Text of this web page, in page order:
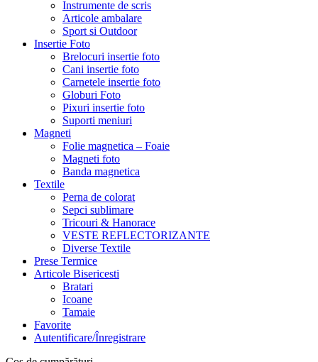
Instrumente de scris
Articole ambalare
Sport si Outdoor
Insertie Foto
Brelocuri insertie foto
Cani insertie foto
Carnetele insertie foto
Globuri Foto
Pixuri insertie foto
Suporti meniuri
Magneti
Folie magnetica – Foaie
Magneti foto
Banda magnetica
Textile
Perna de colorat
Sepci sublimare
Tricouri & Hanorace
VESTE REFLECTORIZANTE
Diverse Textile
Prese Termice
Articole Bisericesti
Bratari
Icoane
Tamaie
Favorite
Autentificare/Înregistrare